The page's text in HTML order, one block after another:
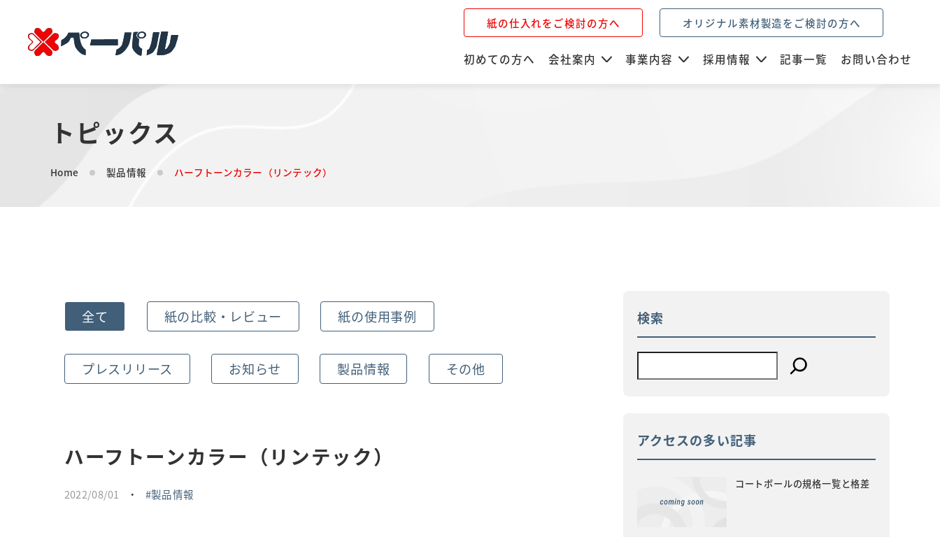
紙の仕入れをご検討の方へ オリジナル素材製造をご検討の方へ
初めての方へ 会社案内 事業内容 採用情報 記事一覧 お問い合わせ
トピックス
Home 製品情報 ハーフトーンカラー（リンテック）
全て 紙の比較・レビュー 紙の使用事例
プレスリリース お知らせ 製品情報 その他
ハーフトーンカラー（リンテック）
2022/08/01 ・ 製品情報
検索
アクセスの多い記事
コートボールの規格一覧と格差